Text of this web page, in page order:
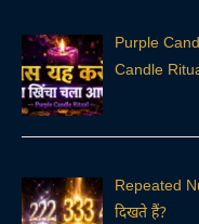
Purple
Candle
Repeated
दिखते हैं?